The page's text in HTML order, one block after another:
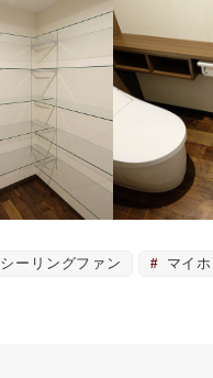
シーリングファン マイ